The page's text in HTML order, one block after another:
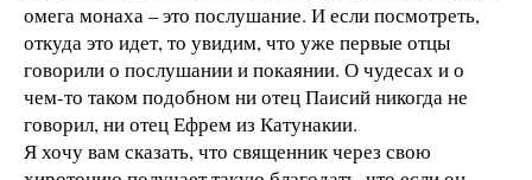
омега монаха – это послушание. И если посмотреть,
откуда это идет, то увидим, что уже первые отцы
говорили о послушании и покаянии. О чудесах и о
чем-то таком подобном ни отец Паисий никогда не
говорил, ни отец Ефрем из Катунакии.
Я хочу вам сказать, что священник через свою